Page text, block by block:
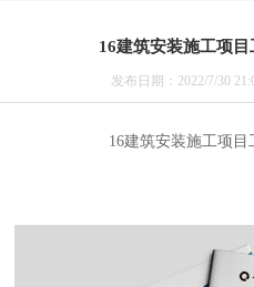
16建筑安装施工项
发布日期：2022/7/30
16建筑安装施工项